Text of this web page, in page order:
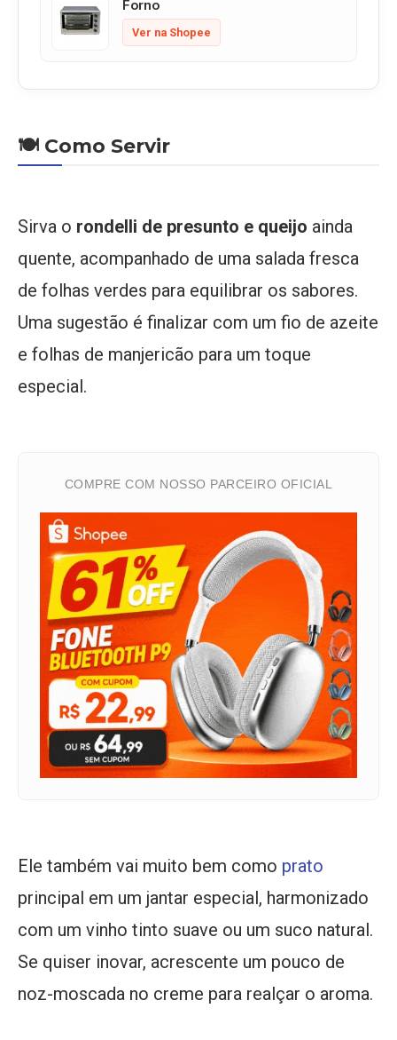
Forno
Ver na Shopee
🍽️ Como Servir
Sirva o rondelli de presunto e queijo ainda
quente, acompanhado de uma salada fresca
de folhas verdes para equilibrar os sabores.
Uma sugestão é finalizar com um fio de azeite
e folhas de manjericão para um toque
especial.
COMPRE COM NOSSO PARCEIRO OFICIAL
Ele também vai muito bem como prato
principal em um jantar especial, harmonizado
com um vinho tinto suave ou um suco natural.
Se quiser inovar, acrescente um pouco de
noz-moscada no creme para realçar o aroma.